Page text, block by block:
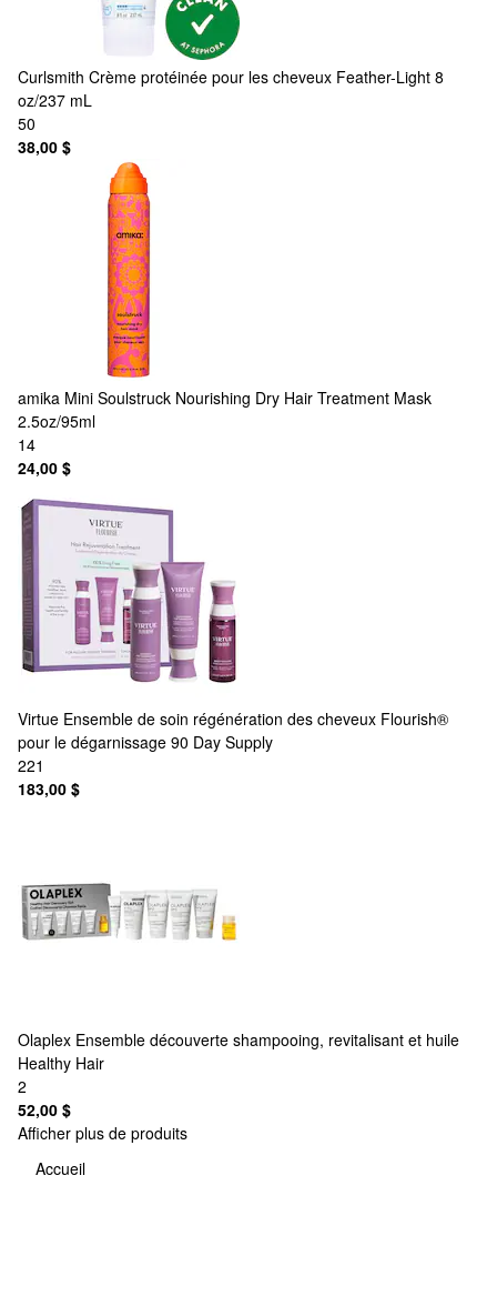
Curlsmith Crème protéinée pour les cheveux Feather-Light 8
oz/237 mL
50
38,00 $
amika Mini Soulstruck Nourishing Dry Hair Treatment Mask
2.5oz/95ml
14
24,00 $
Virtue Ensemble de soin régénération des cheveux Flourish®
pour le dégarnissage 90 Day Supply
221
183,00 $
Olaplex Ensemble découverte shampooing, revitalisant et huile
Healthy Hair
2
52,00 $
Afficher plus de produits
Accueil